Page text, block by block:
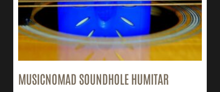
MUSICNOMAD SOUNDHOLE HUMITAR